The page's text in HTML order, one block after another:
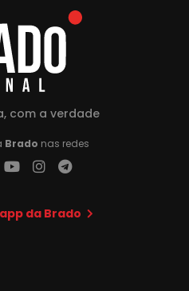
com a verdade
Brado nas redes
da Brado